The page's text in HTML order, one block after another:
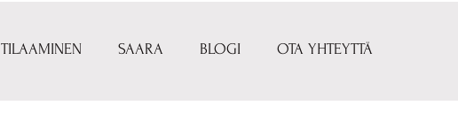
TILAAMINEN SAARA BLOGI OTA YHTEYTTÄ